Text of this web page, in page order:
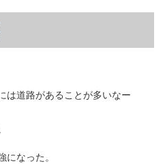
は道路があることが多いなー
になった。